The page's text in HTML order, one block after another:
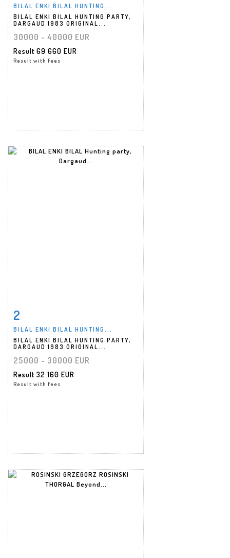
BILAL ENKI BILAL HUNTING...
BILAL ENKI BILAL HUNTING PARTY,
DARGAUD 1983 ORIGINAL...
30000 - 40000 EUR
Result 69 660 EUR
Result with fees
2
BILAL ENKI BILAL HUNTING...
BILAL ENKI BILAL HUNTING PARTY,
DARGAUD 1983 ORIGINAL...
25000 - 30000 EUR
Result 32 160 EUR
Result with fees